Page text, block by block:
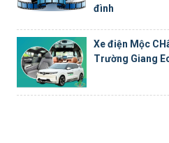
đình
Xe điện Mộc
Trường Giang